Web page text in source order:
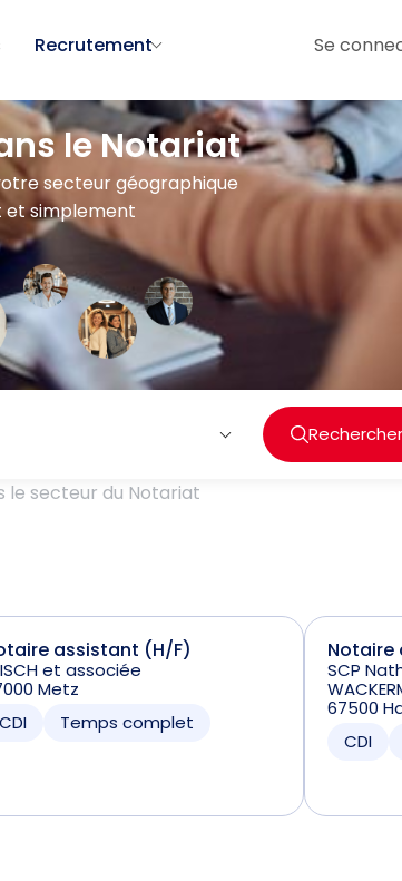
Recrutement Se
le Notariat
secteur géographique
et simplement
Rechercher
le secteur du Notariat
assistant (H/F)
et associée
Metz
CDI
Temps complet
Notaire
SCP
67500
CDI